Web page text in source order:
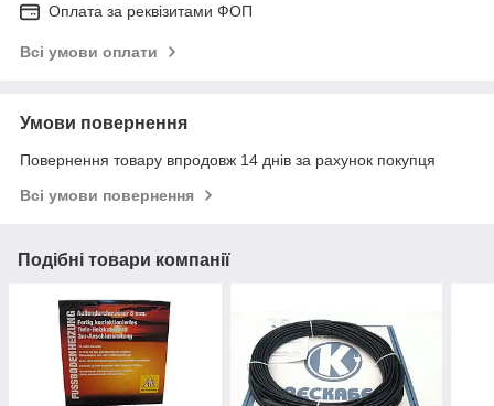
Оплата за реквізитами ФОП
Всі умови оплати
Умови повернення
Повернення товару впродовж 14 днів за рахунок покупця
Всі умови повернення
Подібні товари компанії